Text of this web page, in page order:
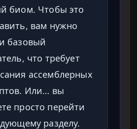
биом. Чтобы это
вам нужно
базовый
что требует
ассемблерных
Или… вы
просто перейти
разделу.